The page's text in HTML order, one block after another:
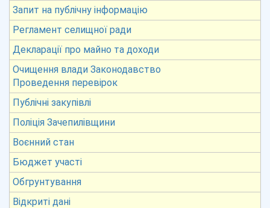
Запит на публічну інформацію
Регламент селищної ради
Декларації про майно та доходи
Очищення влади Законодавство
Проведення перевірок
Публічні закупівлі
Поліція Зачепилівщини
Воєнний стан
Бюджет участі
Обгрунтування
Відкриті дані